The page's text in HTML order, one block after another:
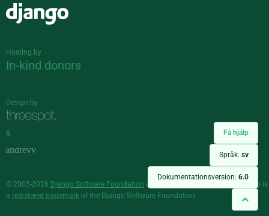
Få hjälp
Språk: sv
Dokumentationsversion: 6.0
Hosting by
In-kind donors
Design by
&
© 2005-2026 Django Software Foundation and individual contributors. Django is
a registered trademark of the Django Software Foundation.